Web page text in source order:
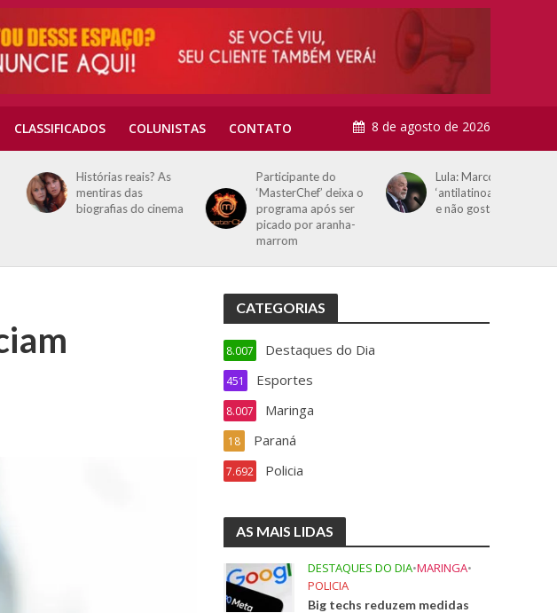
CLASSIFICADOS COLUNISTAS CONTATO 8 de agosto de 2026
Histórias reais? As
mentiras das
biografias do cinema
Participante do
‘MasterChef’ deixa o
programa após ser
picado por aranha-
Lula: Marco Rubio é
‘antilatinoamericano’
e não gosta do Brasil
CATEGORIAS
Destaques do Dia
8.007
Esportes
451
Maringa
8.007
Paraná
18
Policia
7.692
AS MAIS LIDAS
DESTAQUES DO DIA•MARINGA•
POLICIA
Big techs reduzem medidas